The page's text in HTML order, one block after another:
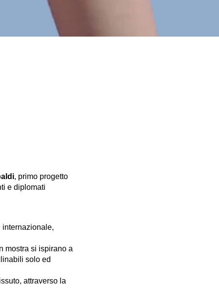
, primo progetto
e diplomati
internazionale,
mostra si ispirano a
solo ed
attraverso la